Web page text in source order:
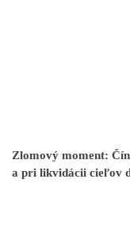
Zlomový moment:
a pri likvidácii cieľov